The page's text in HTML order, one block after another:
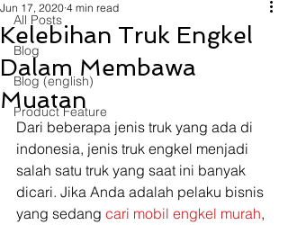
All Posts
Blog
Blog (english)
Product Feature
Kelebihan Truk Engkel
Dalam Membawa
Muatan
Jun 17, 2020 4 min read
Dari beberapa jenis truk yang ada di
indonesia, jenis truk engkel menjadi
salah satu truk yang saat ini banyak
dicari. Jika Anda adalah pelaku bisnis
yang sedang cari mobil engkel murah,